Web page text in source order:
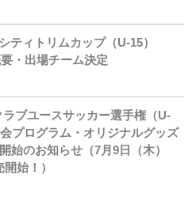
ティトリムカップ（U-15）
・出場チーム決定
ブユースサッカー選手権（U-
プログラム・オリジナルグッズ
始のお知らせ（7月9日（木）
始！）